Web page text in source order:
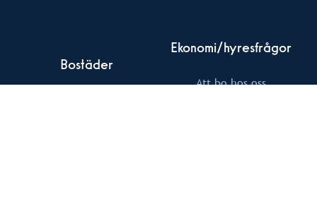
Bostäder
Ekonomi/hyresfrågor
Att bo hos oss